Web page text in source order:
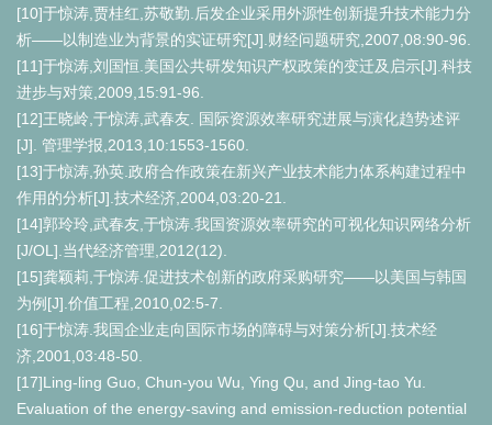
[10]于惊涛,贾桂红,苏敬勤.后发企业采用外源性创新提升技术能力分
析——以制造业为背景的实证研究[J].财经问题研究,2007,08:90-96.
[11]于惊涛,刘国恒.美国公共研发知识产权政策的变迁及启示[J].科技
进步与对策,2009,15:91-96.
[12]王晓岭,于惊涛,武春友. 国际资源效率研究进展与演化趋势述评
[J]. 管理学报,2013,10:1553-1560.
[13]于惊涛,孙英.政府合作政策在新兴产业技术能力体系构建过程中
作用的分析[J].技术经济,2004,03:20-21.
[14]郭玲玲,武春友,于惊涛.我国资源效率研究的可视化知识网络分析
[J/OL].当代经济管理,2012(12).
[15]龚颖莉,于惊涛.促进技术创新的政府采购研究——以美国与韩国
为例[J].价值工程,2010,02:5-7.
[16]于惊涛.我国企业走向国际市场的障碍与对策分析[J].技术经
济,2001,03:48-50.
[17]Ling-ling Guo, Chun-you Wu, Ying Qu, and Jing-tao Yu.
Evaluation of the energy-saving and emission-reduction potential